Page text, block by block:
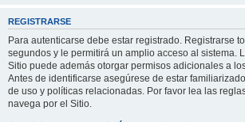
REGISTRARSE
Para autenticarse debe estar registrado. Registrarse
segundos y le permitirá un amplio acceso al sistema.
Sitio puede además otorgar permisos adicionales a
Antes de identificarse asegúrese de estar
de uso y políticas relacionadas. Por favor lea las
navega por el Sitio.